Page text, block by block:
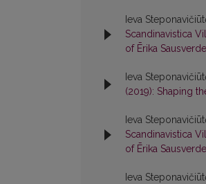
Ieva
Scandinavistica
of Ērika Sausverde
Ieva
(2019): Shaping
Ieva
Scandinavistica
of Ērika Sausverde
Ieva